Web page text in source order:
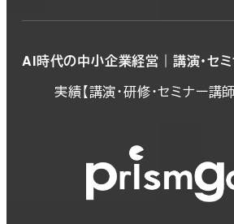
AI時代の中小企業経営｜講演・セ
実績【講演・研修・セミナー講師